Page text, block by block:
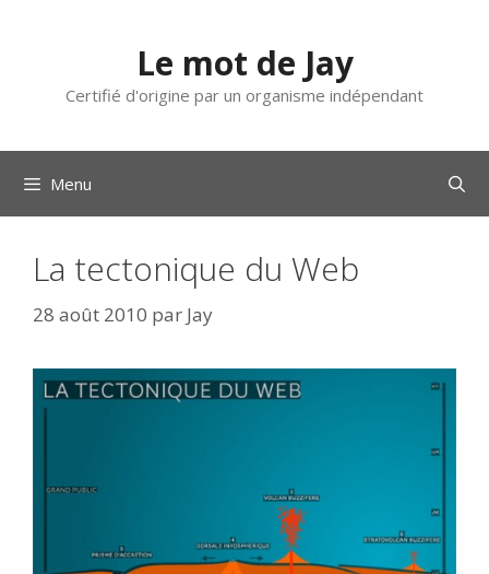
Le mot de Jay
Certifié d'origine par un organisme indépendant
Menu
La tectonique du Web
28 août 2010 par Jay